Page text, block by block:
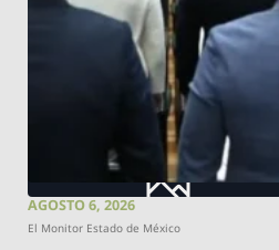
AGOSTO 6, 2026
El Monitor Estado de México